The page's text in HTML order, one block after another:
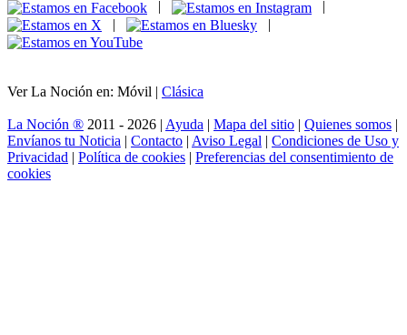
|
|
Ver La Noción en: Móvil | Clásica
La Noción ® 2011 - 2026 | Ayuda | Mapa del sitio | Quienes somos |
Envíanos tu Noticia | Contacto | Aviso Legal | Condiciones de Uso y
Privacidad | Política de cookies | Preferencias del consentimiento de
cookies